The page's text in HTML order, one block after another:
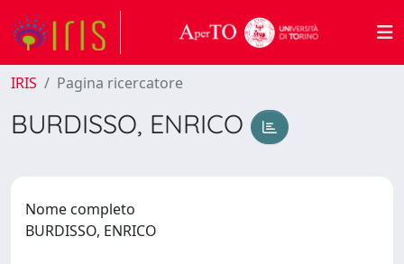
IRIS Pagina ricercatore
BURDISSO, ENRICO
Nome completo
BURDISSO, ENRICO